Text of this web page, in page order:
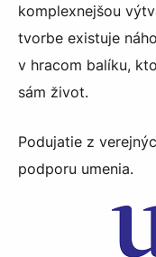
komplexnejšou
tvorbe existuje
v hracom balíku,
sám život.
Podujatie z
podporu umenia.